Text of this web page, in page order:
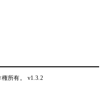
所有。 v1.3.2